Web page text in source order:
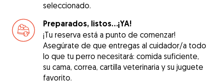
seleccionado.
Preparados, listos...¡YA!
¡Tu reserva está a punto de comenzar!
Asegúrate de que entregas al cuidador/a todo
lo que tu perro necesitará: comida suficiente,
su cama, correa, cartilla veterinaria y su juguete
favorito.